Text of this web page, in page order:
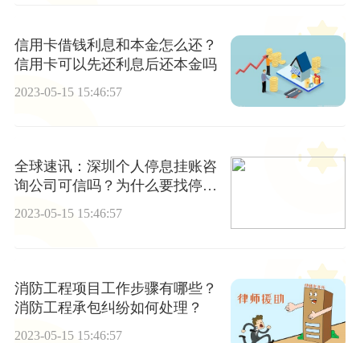
信用卡借钱利息和本金怎么还？
信用卡可以先还利息后还本金吗
2023-05-15 15:46:57
全球速讯：深圳个人停息挂账咨
询公司可信吗？为什么要找停息
挂账机构？
2023-05-15 15:46:57
消防工程项目工作步骤有哪些？
消防工程承包纠纷如何处理？
2023-05-15 15:46:57